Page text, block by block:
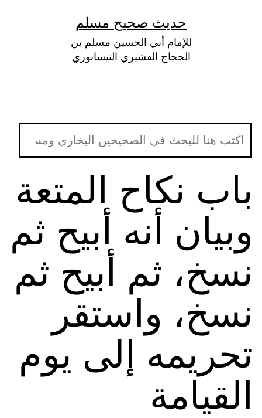
حديث صحيح مسلم
للإمام أبي الحسين مسلم بن
الحجاج القشيري النيسابوري
باب نكاح المتعة
وبيان أنه أبيح ثم
نسخ، ثم أبيح ثم
نسخ، واستقر
تحريمه إلى يوم
القيامة